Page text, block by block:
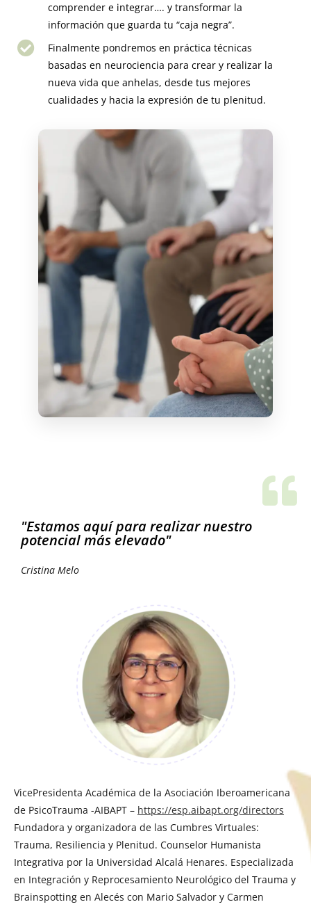
comprender e integrar…. y transformar la
información que guarda tu “caja negra”.
Finalmente pondremos en práctica técnicas
basadas en neurociencia para crear y realizar la
nueva vida que anhelas, desde tus mejores
cualidades y hacia la expresión de tu plenitud.
"Estamos aquí para realizar nuestro
potencial más elevado"
Cristina Melo
VicePresidenta Académica de la Asociación Iberoamericana
de PsicoTrauma -AIBAPT – https://esp.aibapt.org/directors
Fundadora y organizadora de las Cumbres Virtuales:
Trauma, Resiliencia y Plenitud. Counselor Humanista
Integrativa por la Universidad Alcalá Henares. Especializada
en Integración y Reprocesamiento Neurológico del Trauma y
Brainspotting en Alecés con Mario Salvador y Carmen